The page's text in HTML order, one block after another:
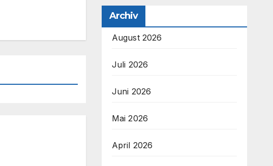
Archiv
August 2026
Juli 2026
Juni 2026
Mai 2026
April 2026